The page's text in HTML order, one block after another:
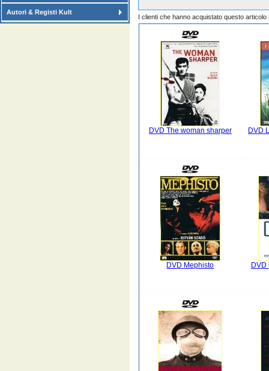
Autori & Registi Kult
I clienti che hanno acquistato questo
DVD The woman sharper DVD
DVD Mephisto DVD